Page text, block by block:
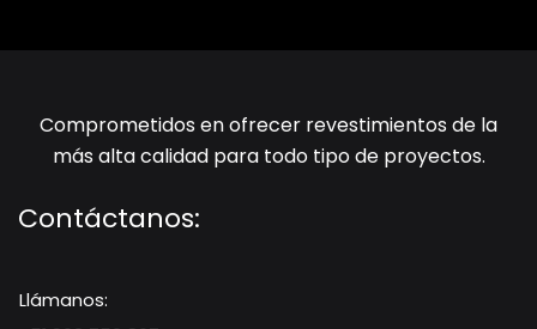
Comprometidos en ofrecer revestimientos de la
más alta calidad para todo tipo de proyectos.
Contáctanos:
Llámanos: